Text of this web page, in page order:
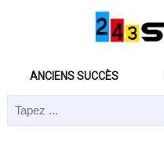
ANCIENS SUCCÈS